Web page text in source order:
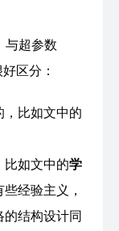
desired
与超参数
区分：
，比如文中的
比如文中的学
经验主义，
结构设计同